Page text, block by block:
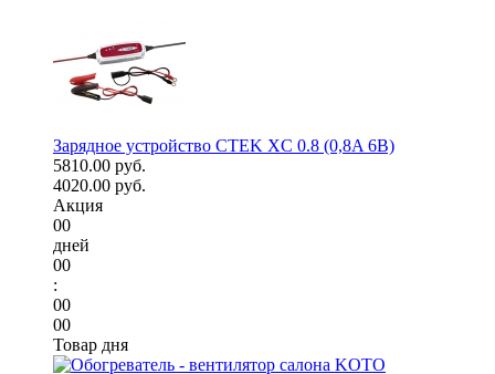
Зарядное устройство CTEK XC 0.8 (0,8A 6В)
5810.00 руб.
4020.00 руб.
Акция
00
дней
00
:
00
00
Товар дня